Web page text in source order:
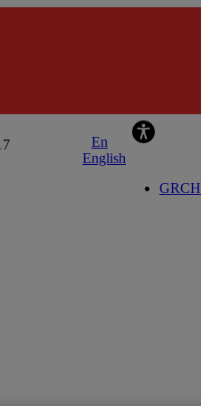
English
GRCH